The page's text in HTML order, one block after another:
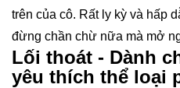
trên của cô. Rất ly kỳ và hấp
đừng chần chừ nữa mà mở
Lối thoát - Dành
yêu thích thể loại